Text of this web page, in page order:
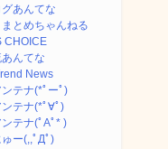
あんてな
まとめちゃんねる
CHOICE
んてな
News
ンテナ(*ﾟーﾟ)
テナ(*ﾟ∀ﾟ)
テナ(ﾟAﾟ* )
ー(,,ﾟДﾟ)